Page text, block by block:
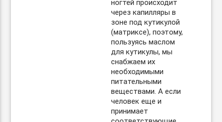
ногтей происходит
через капилляры в
зоне под кутикулой
(матриксе), поэтому,
пользуясь маслом
для кутикулы, мы
снабжаем их
необходимыми
питательными
веществами. А если
человек еще и
принимает